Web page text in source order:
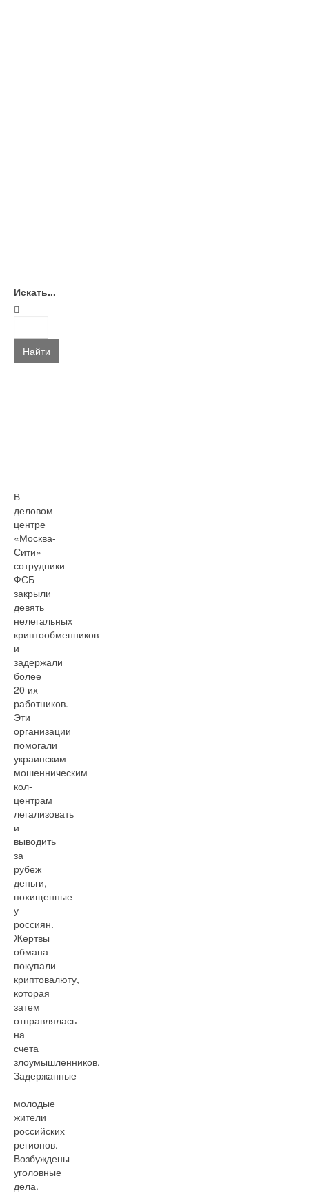
Искать...
Найти
В
деловом
центре
«Москва-
Сити»
сотрудники
ФСБ
закрыли
девять
нелегальных
криптообменников
и
задержали
более
20 их
работников.
Эти
организации
помогали
украинским
мошенническим
кол-
центрам
легализовать
и
выводить
за
рубеж
деньги,
похищенные
у
россиян.
Жертвы
обмана
покупали
криптовалюту,
которая
затем
отправлялась
на
счета
злоумышленников.
Задержанные
-
молодые
жители
российских
регионов.
Возбуждены
уголовные
дела.